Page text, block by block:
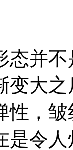
并不
变大
性，
是令